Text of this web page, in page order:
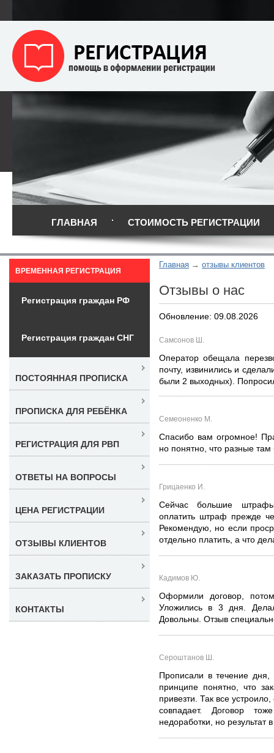
ГЛАВНАЯ СТОИМОСТЬ РЕГИСТРАЦИИ
Главная отзывы клиентов
Отзывы о нас
Обновление: 09.08.2026
Самсонов Ш.
Оператор обещала
почту, извинились и
были 2 выходных).
Семеоненко М.
Спасибо вам огромное!
но понятно, что разные
Грицаенко И.
Сейчас большие
оплатить штраф прежде
Рекомендую, но если
отдельно платить, а что
Кадимов Ю.
Оформили договор,
Уложились в 3 дня.
Довольны. Отзыв
Сероштанов Ш.
Прописали в течение
принципе понятно, что
привезти. Так все
совпадает. Договор
недоработки, но результат
ВРЕМЕННАЯ РЕГИСТРАЦИЯ
Регистрация граждан РФ
Регистрация граждан СНГ
ПОСТОЯННАЯ ПРОПИСКА
ПРОПИСКА ДЛЯ РЕБЁНКА
РЕГИСТРАЦИЯ ДЛЯ РВП
ОТВЕТЫ НА ВОПРОСЫ
ЦЕНА РЕГИСТРАЦИИ
ОТЗЫВЫ КЛИЕНТОВ
ЗАКАЗАТЬ ПРОПИСКУ
КОНТАКТЫ